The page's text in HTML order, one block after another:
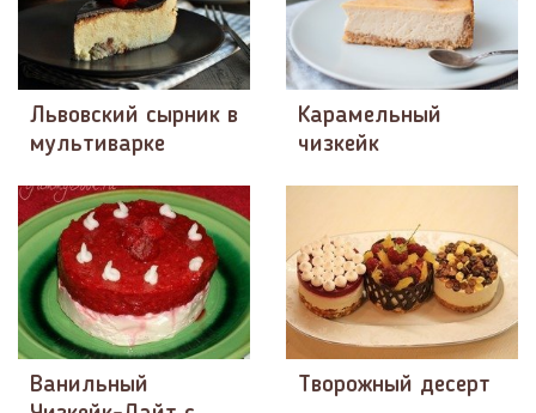
Львовский сырник в
мультиварке
Карамельный
чизкейк
Ванильный
Творожный десерт